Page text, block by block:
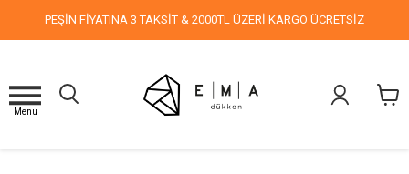
PEŞİN FİYATINA 3 TAKSİT & 2000TL ÜZERİ KARGO ÜCRETSİZ
Menu